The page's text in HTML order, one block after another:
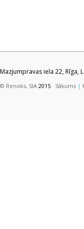
Mazjumpravas iela 22, Rīga,
© Renoks, SIA 2015 Sākums |